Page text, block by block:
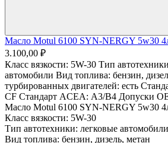
Масло Motul 6100 SYN-NERGY 5w30
3.100,00 ₽
Класс вязкости: 5W-30 Тип
автомобили Вид топлива: бензин,
турбированных двигателей: есть
CF Стандарт ACEA: A3/В4 Допуски
Масло Motul 6100 SYN-NERGY 5w30
Класс вязкости: 5W-30
Тип автотехники: легковые автомобили
Вид топлива: бензин, дизель, метан